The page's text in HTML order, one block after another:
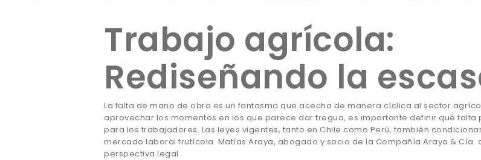
Trabajo agrícola:
Rediseñando la
La falta de mano de obra es un fantasma que acecha de manera cíclica al sector
aprovechar los momentos en los que parece dar tregua, es importante definir qué
para los trabajadores. Las leyes vigentes, tanto en Chile como Perú, también
mercado laboral frutícola. Matías Araya, abogado y socio de la Compañía Araya & Cía.
perspectiva legal